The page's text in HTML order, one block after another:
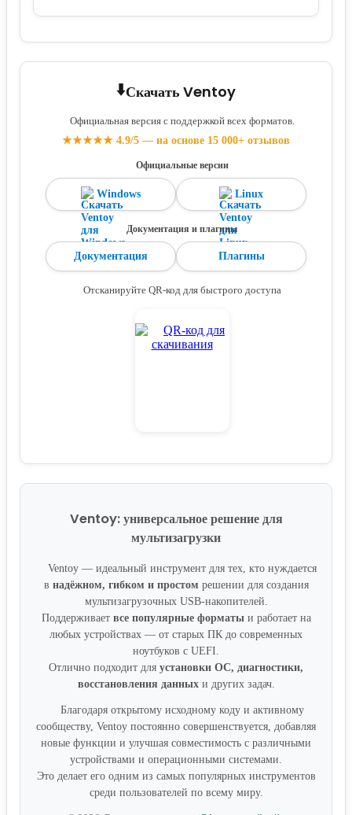
⬇️Скачать Ventoy
Официальная версия с поддержкой всех форматов.
★★★★★ 4.9/5 — на основе 15 000+ отзывов
Официальные версии
Windows Linux
Документация и плагины
Документация Плагины
Отсканируйте QR-код для быстрого доступа
Ventoy: универсальное решение для
мультизагрузки
Ventoy — идеальный инструмент для тех, кто нуждается
в надёжном, гибком и простом решении для создания
мультизагрузочных USB-накопителей.
Поддерживает все популярные форматыи работает на
любых устройствах — от старых ПК до современных
ноутбуков с UEFI.
Отлично подходит для установки ОС, диагностики,
восстановления данныхи других задач.
Благодаря открытому исходному коду и активному
сообществу, Ventoy постоянно совершенствуется, добавляя
новые функции и улучшая совместимость с различными
устройствами и операционными системами.
Это делает его одним из самых популярных инструментов
среди пользователей по всему миру.